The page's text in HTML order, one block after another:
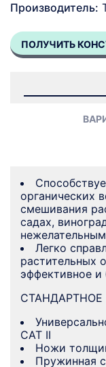
Производитель:
ПОЛУЧИТЬ
органических
смешивания
садах,
Легко
растительных
эффективное
CAT II
Ножи
Пружинная